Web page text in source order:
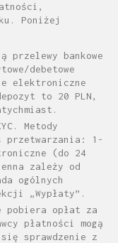
Poniżej
przelewy bankowe
debetowe
elektroniczne
to 20 PLN,
Metody
przetwarzania: 1-
(do 24
zależy od
ogólnych
„Wypłaty”.
pobiera opłat za
płatności mogą
sprawdzenie z